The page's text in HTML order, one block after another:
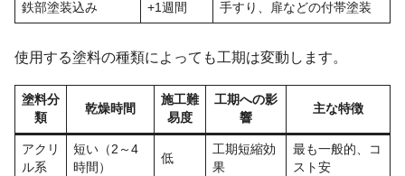
鉄部塗装込み +1週間 手すり、扉などの付帯塗装
使用する塗料の種類によっても工期は変動します。
塗料分
類
乾燥時間
施工難
易度
工期への影
響
主な特徴
アクリ
ル系
短い（2～4
時間）
低
工期短縮効
果
最も一般的、コ
スト安